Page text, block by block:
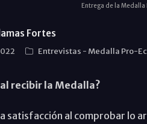
Entrega de la Medalla
Fortes
Entrevistas - Medalla Pro-
recibir la Medalla?
satisfacción al comprobar lo